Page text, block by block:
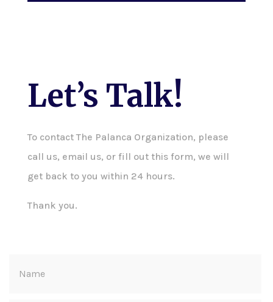
Let’s Talk!
To contact The Palanca Organization, please
call us, email us, or fill out this form, we will
get back to you within 24 hours.
Thank you.